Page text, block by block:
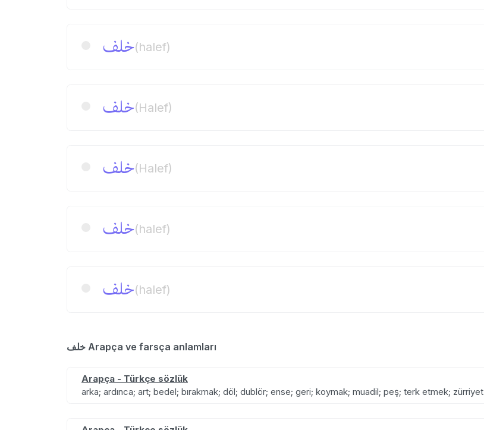
خلف(halef)
خلف(Halef)
خلف(Halef)
خلف(halef)
خلف(halef)
خلف Arapça ve farsça anlamları
Arapça - Türkçe sözlük
arka; ardınca; art; bedel; bırakmak; döl; dublör; ense; geri; koymak; muadil; peş; terk etmek; zürriyet